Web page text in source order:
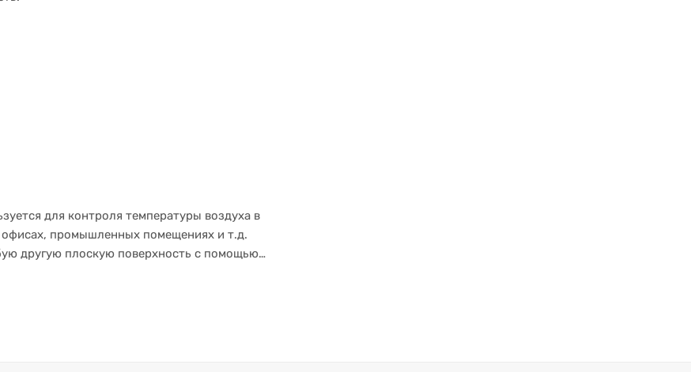
для контроля температуры воздуха в
промышленных помещениях и т.д.
другую плоскую поверхность с помощью